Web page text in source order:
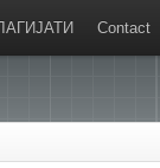
Contact